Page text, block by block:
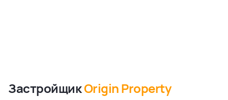
ЗастройщикOrigin Property